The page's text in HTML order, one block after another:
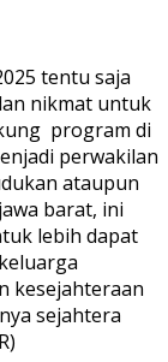
tentu saja
nikmat untuk
program di
perwakilan
ataupun
barat, ini
lebih dapat
kesejahteraan
sejahtera